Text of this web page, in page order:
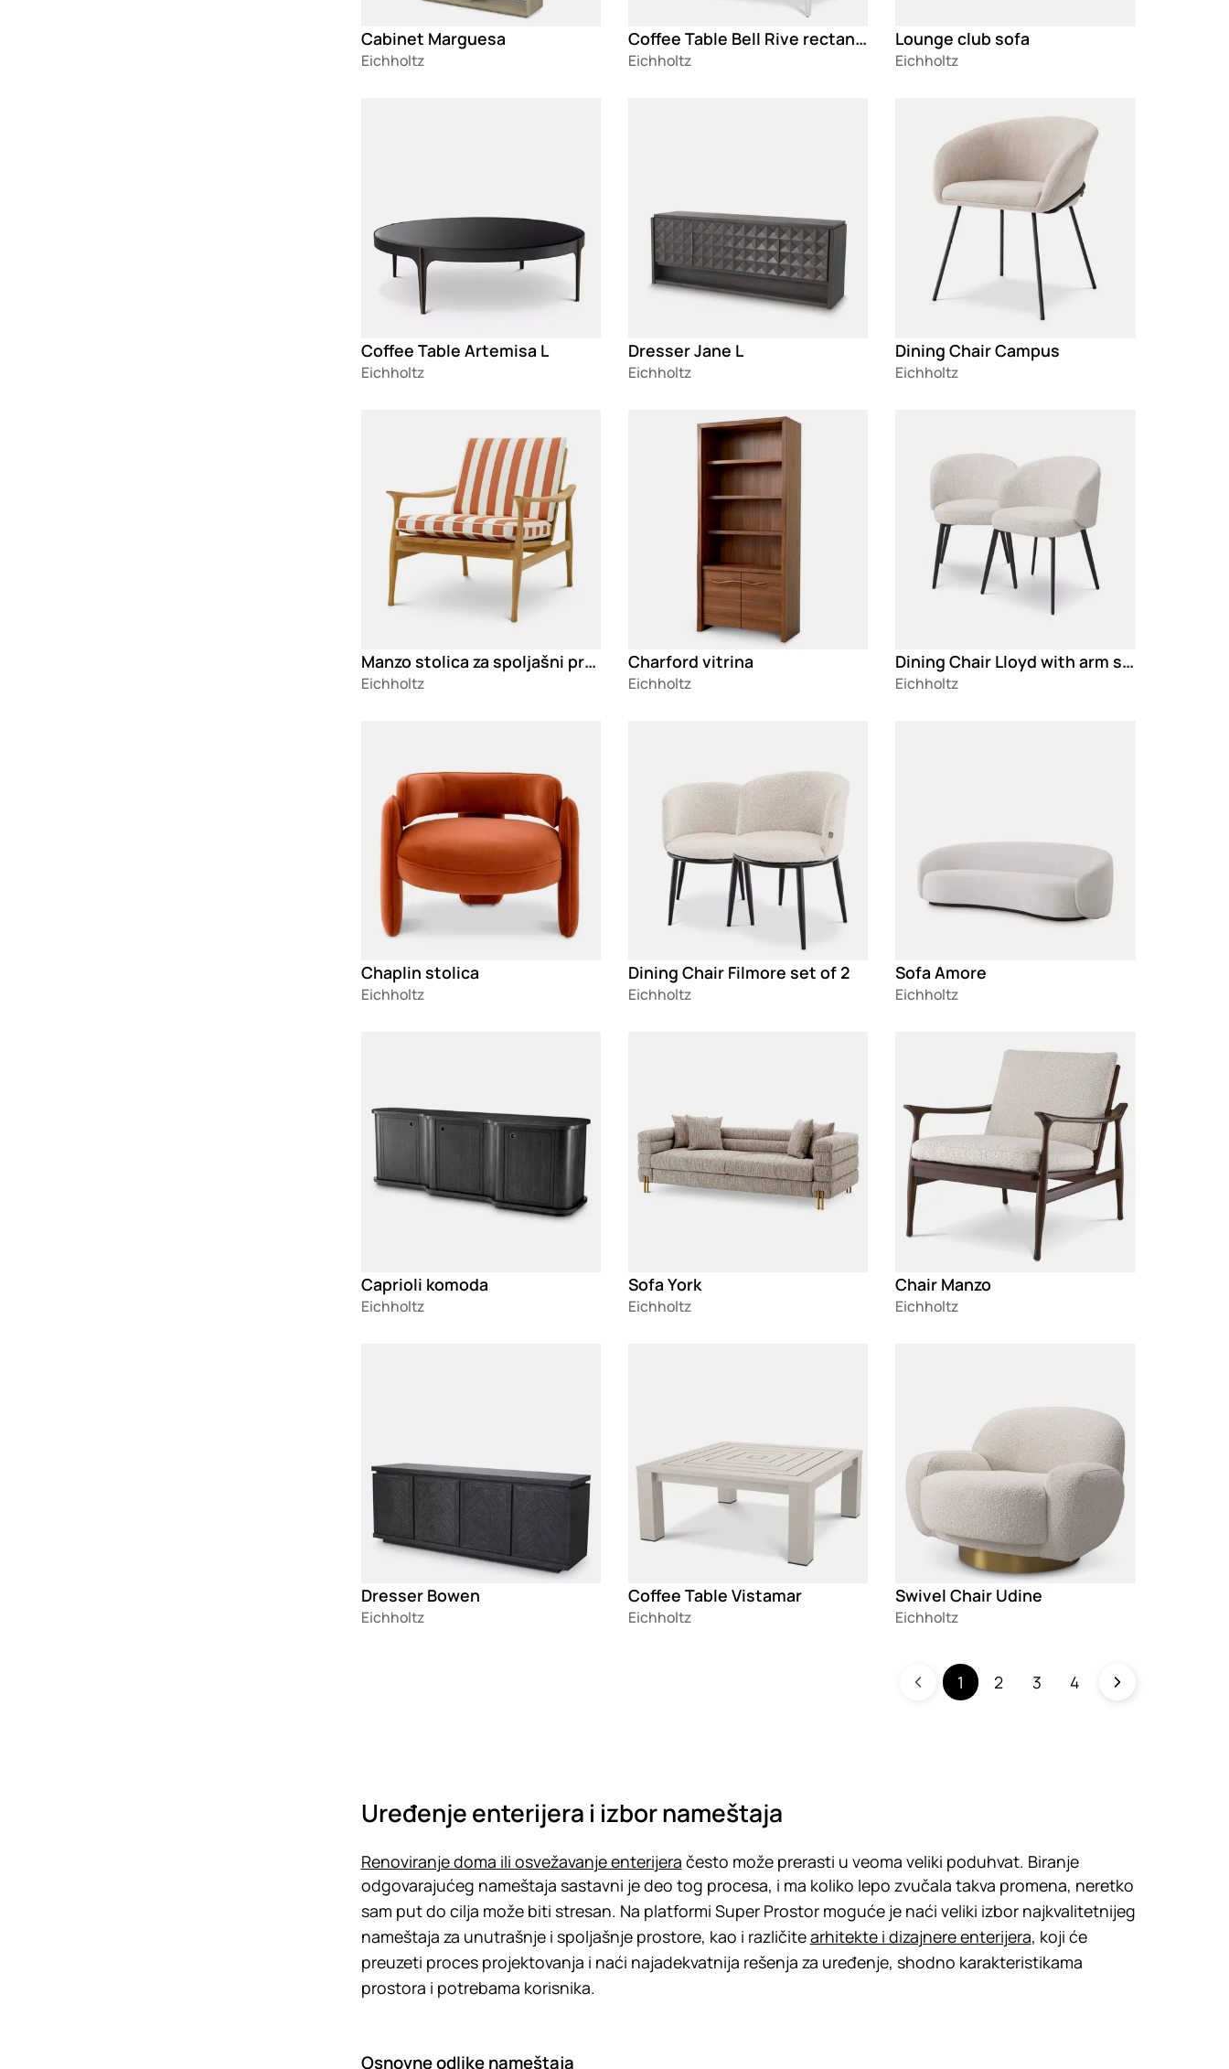
Cabinet Marguesa
Eichholtz
Coffee Table Bell Rive rectangular
Eichholtz
Lounge club sofa
Eichholtz
Coffee Table Artemisa L
Eichholtz
Dresser Jane L
Eichholtz
Dining Chair Campus
Eichholtz
Manzo stolica za spoljašni prostor
Eichholtz
Charford vitrina
Eichholtz
Dining Chair Lloyd with arm set of 2
Eichholtz
Chaplin stolica
Eichholtz
Dining Chair Filmore set of 2
Eichholtz
Sofa Amore
Eichholtz
Caprioli komoda
Eichholtz
Sofa York
Eichholtz
Chair Manzo
Eichholtz
Dresser Bowen
Eichholtz
Coffee Table Vistamar
Eichholtz
Swivel Chair Udine
Eichholtz
1 2 3 4
Uređenje enterijera i izbor nameštaja
Renoviranje doma ili osvežavanje enterijera često može prerasti u veoma veliki poduhvat. Biranje
odgovarajućeg nameštaja sastavni je deo tog procesa, i ma koliko lepo zvučala takva promena, neretko
sam put do cilja može biti stresan. Na platformi Super Prostor moguće je naći veliki izbor najkvalitetnijeg
nameštaja za unutrašnje i spoljašnje prostore, kao i različitearhitekte i dizajnere enterijera, koji će
preuzeti proces projektovanja i naći najadekvatnija rešenja za uređenje, shodno karakteristikama
prostora i potrebama korisnika.
Osnovne odlike nameštaja